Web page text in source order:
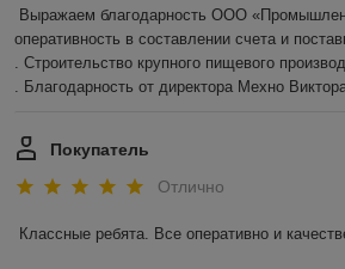
Выражаем благодарность ООО
оперативность в составлении счета и
. Строительство крупного пищевого
. Благодарность от директора Мехно
Покупатель
Отлично
Классные ребята. Все оперативно и